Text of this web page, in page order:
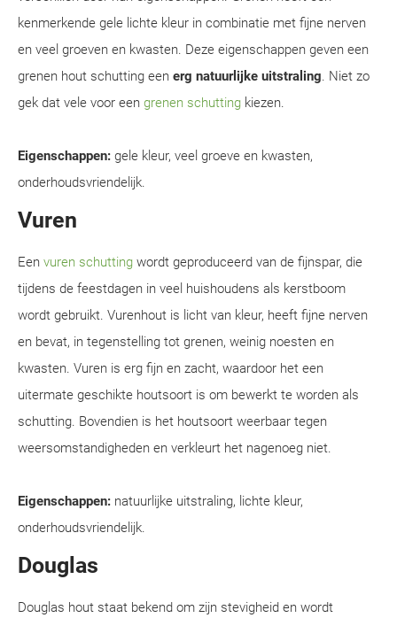
kenmerkende gele lichte kleur in combinatie met fijne nerven
en veel groeven en kwasten. Deze eigenschappen geven een
grenen hout schutting een erg natuurlijke uitstraling. Niet zo
gek dat vele voor een grenen schutting kiezen.
Eigenschappen: gele kleur, veel groeve en kwasten,
onderhoudsvriendelijk.
Vuren
Een vuren schutting wordt geproduceerd van de fijnspar, die
tijdens de feestdagen in veel huishoudens als kerstboom
wordt gebruikt. Vurenhout is licht van kleur, heeft fijne nerven
en bevat, in tegenstelling tot grenen, weinig noesten en
kwasten. Vuren is erg fijn en zacht, waardoor het een
uitermate geschikte houtsoort is om bewerkt te worden als
schutting. Bovendien is het houtsoort weerbaar tegen
weersomstandigheden en verkleurt het nagenoeg niet.
Eigenschappen: natuurlijke uitstraling, lichte kleur,
onderhoudsvriendelijk.
Douglas
Douglas hout staat bekend om zijn stevigheid en wordt